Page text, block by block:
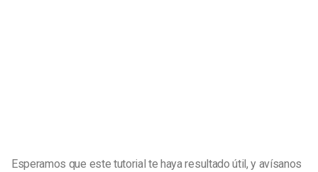
Esperamos que este tutorial te haya resultado útil, y avísanos